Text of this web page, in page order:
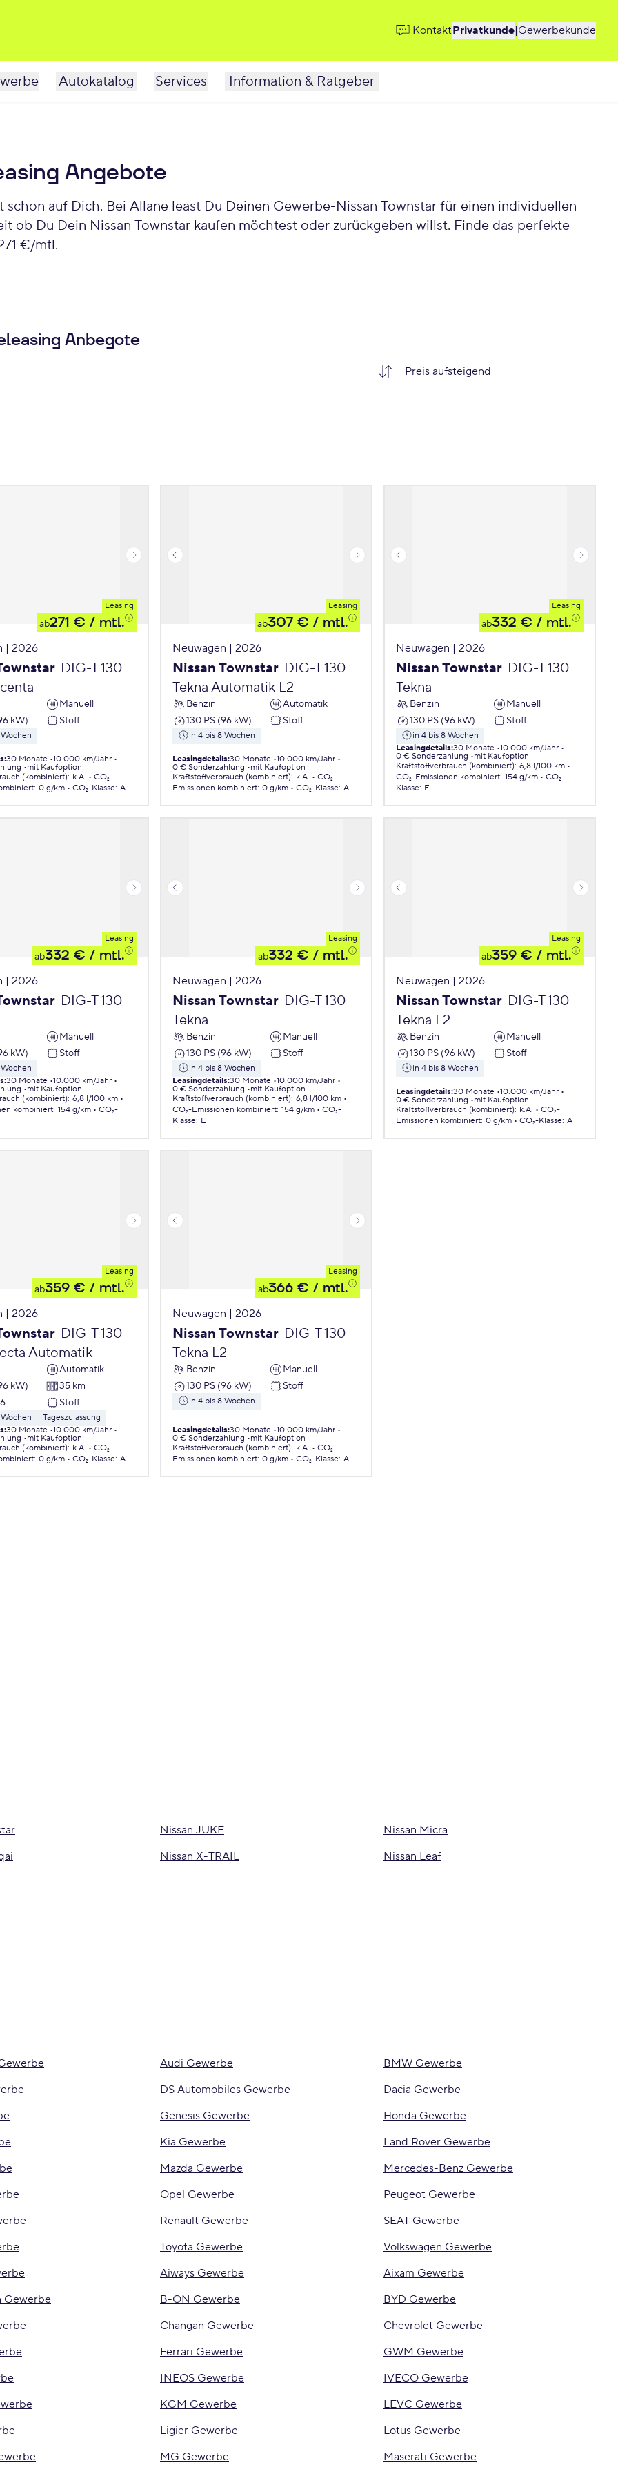
KontaktPrivatkunde|Gewerbekunde
Autokatalog Services Information & Ratgeber
Angebote
ob Du Dein Nissan Townstar kaufen möchtest oder zurückgeben willst. Finde das perfekte
€/mtl.
Anbegote
Leasing
ab271 € / mtl.
| 2026
DIG-T 130
Manuell
kW)
Stoff
:30 Monate 10.000 km/Jahr
mit Kaufoption
(kombiniert): k.A.
CO₂-
: 0 g/km CO₂-Klasse: A
Leasing
ab307 € / mtl.
Neuwagen | 2026
Nissan Townstar DIG-T 130
Tekna Automatik L2
Benzin
Automatik
130 PS (96 kW)
Stoff
in 4 bis 8 Wochen
Leasingdetails:30 Monate 10.000 km/Jahr
0 € Sonderzahlung
mit Kaufoption
Kraftstoffverbrauch (kombiniert): k.A.
CO₂-
Emissionen kombiniert: 0 g/km CO₂-Klasse: A
Leasing
ab332 € / mtl.
Neuwagen | 2026
Nissan Townstar DIG-T 130
Tekna
Benzin
Manuell
130 PS (96 kW)
Stoff
in 4 bis 8 Wochen
Leasingdetails:30 Monate 10.000 km/Jahr
0 € Sonderzahlung
mit Kaufoption
Kraftstoffverbrauch (kombiniert): 6,8 l/100 km
CO₂-Emissionen kombiniert: 154 g/km
CO₂-
Klasse: E
Leasing
ab332 € / mtl.
| 2026
DIG-T 130
Manuell
kW)
Stoff
:30 Monate 10.000 km/Jahr
mit Kaufoption
(kombiniert): 6,8 l/100 km
kombiniert: 154 g/km
CO₂-
Leasing
ab332 € / mtl.
Neuwagen | 2026
Nissan Townstar DIG-T 130
Tekna
Benzin
Manuell
130 PS (96 kW)
Stoff
in 4 bis 8 Wochen
Leasingdetails:30 Monate 10.000 km/Jahr
0 € Sonderzahlung
mit Kaufoption
Kraftstoffverbrauch (kombiniert): 6,8 l/100 km
CO₂-Emissionen kombiniert: 154 g/km
CO₂-
Klasse: E
Leasing
ab359 € / mtl.
Neuwagen | 2026
Nissan Townstar DIG-T 130
Tekna L2
Benzin
Manuell
130 PS (96 kW)
Stoff
in 4 bis 8 Wochen
Leasingdetails:30 Monate 10.000 km/Jahr
0 € Sonderzahlung
mit Kaufoption
Kraftstoffverbrauch (kombiniert): k.A.
CO₂-
Emissionen kombiniert: 0 g/km CO₂-Klasse: A
Leasing
ab359 € / mtl.
| 2026
DIG-T 130
Automatik
Automatik
kW)
35 km
Stoff
Tageszulassung
:30 Monate 10.000 km/Jahr
mit Kaufoption
(kombiniert): k.A.
CO₂-
: 0 g/km CO₂-Klasse: A
Leasing
ab366 € / mtl.
Neuwagen | 2026
Nissan Townstar DIG-T 130
Tekna L2
Benzin
Manuell
130 PS (96 kW)
Stoff
in 4 bis 8 Wochen
Leasingdetails:30 Monate 10.000 km/Jahr
0 € Sonderzahlung
mit Kaufoption
Kraftstoffverbrauch (kombiniert): k.A.
CO₂-
Emissionen kombiniert: 0 g/km CO₂-Klasse: A
Nissan JUKE
Nissan Micra
Nissan X-TRAIL Nissan Leaf
Audi Gewerbe
BMW Gewerbe
DS Automobiles Gewerbe
Dacia Gewerbe
Genesis Gewerbe
Honda Gewerbe
Kia Gewerbe
Land Rover Gewerbe
Mazda Gewerbe
Mercedes-Benz Gewerbe
Opel Gewerbe
Peugeot Gewerbe
Renault Gewerbe
SEAT Gewerbe
Toyota Gewerbe
Volkswagen Gewerbe
Aiways Gewerbe
Aixam Gewerbe
Gewerbe B-ON Gewerbe
BYD Gewerbe
Changan Gewerbe
Chevrolet Gewerbe
Ferrari Gewerbe
GWM Gewerbe
INEOS Gewerbe
IVECO Gewerbe
KGM Gewerbe
LEVC Gewerbe
Ligier Gewerbe
Lotus Gewerbe
MG Gewerbe Maserati Gewerbe